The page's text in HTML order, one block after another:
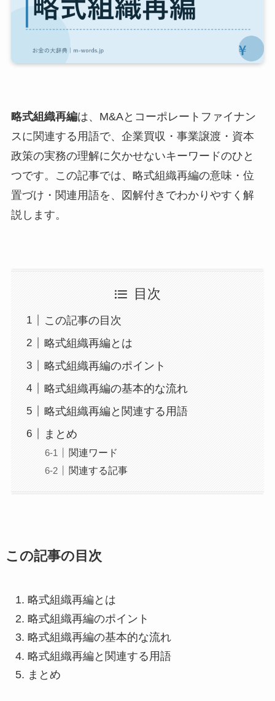
略式組織再編は、M&Aとコーポレートファイナン
スに関連する用語で、企業買収・事業譲渡・資本
政策の実務の理解に欠かせないキーワードのひと
つです。この記事では、略式組織再編の意味・位
置づけ・関連用語を、図解付きでわかりやすく解
説します。
目次
この記事の目次
略式組織再編とは
略式組織再編のポイント
略式組織再編の基本的な流れ
略式組織再編と関連する用語
まとめ
関連ワード
関連する記事
この記事の目次
略式組織再編とは
略式組織再編のポイント
略式組織再編の基本的な流れ
略式組織再編と関連する用語
まとめ